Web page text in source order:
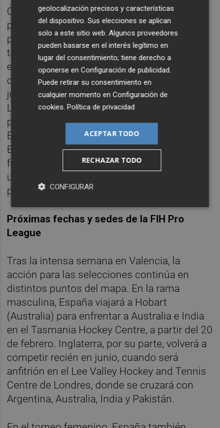
Con este resultado, las Redsticks cierran su
paso por Valencia con 8 puntos en cuatro
partidos, los mismos que Argentina, que
también ha disputado la misma cantidad de
encuentros. El equipo de Alemania, en
cambio, atraviesa un momento difícil: ha
jugado 8 partidos en lo que va de la Pro
League y solo ha cosechado dos puntos,
producto de los empates ante Argentina y
España en diciembre y esta misma semana.
En esta ventana perdió sus dos partidos
frente a Bélgica y contr las locales perdió
uno y empató otro, sin poder hacerse con el
punto extra en los shoot outs.
Próximas fechas y sedes de la FIH Pro
League
Tras la intensa semana en Valencia, la
acción para las selecciones continúa en
distintos puntos del mapa. En la rama
masculina, España viajará a Hobart
(Australia) para enfrentar a Australia e India
en el Tasmania Hockey Centre, a partir del 20
de febrero. Inglaterra, por su parte, volverá a
competir recién en junio, cuando será
anfitrión en el Lee Valley Hockey and Tennis
Centre de Londres, donde se cruzará con
Argentina, Australia, India y Pakistán.
geolocalización precisos y características
del dispositivo. Sus elecciones se aplican
solo a este sitio web. Algunos proveedores
pueden basarse en el interés legítimo en
lugar del consentimiento; tiene derecho a
oponerse enConfiguración de publicidad
Puede retirar su consentimiento en
cualquier momento enConfiguración de
cookies .Política de privacidad
ACEPTAR TODO
RECHAZAR TODO
CONFIGURAR